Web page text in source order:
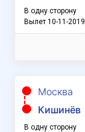
В одну сторону
Вылет 10-11-2019
Москва
Кишинёв
В одну сторону